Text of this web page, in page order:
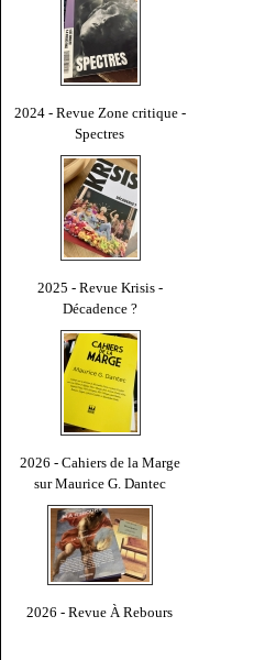
2024 - Revue Zone critique -
Spectres
2025 - Revue Krisis -
Décadence ?
2026 - Cahiers de la Marge
sur Maurice G. Dantec
2026 - Revue À Rebours